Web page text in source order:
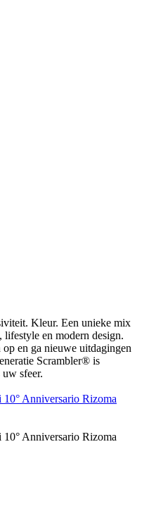
Kleur. Een unieke mix
lifestyle en modern design.
op en ga nieuwe uitdagingen
Scrambler® is
sfeer.
10° Anniversario Rizoma
10° Anniversario Rizoma